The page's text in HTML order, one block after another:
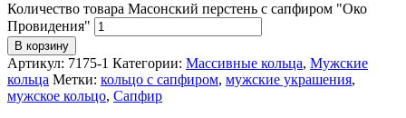
Количество товара Масонский перстень с сапфиром "Око
Провидения"
В корзину
Артикул: 7175-1 Категории: Массивные кольца, Мужские
кольца Метки: кольцо с сапфиром, мужские украшения,
мужское кольцо, Сапфир